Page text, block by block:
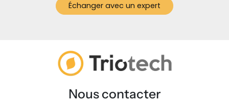
Échanger avec un expert
Nous contacter